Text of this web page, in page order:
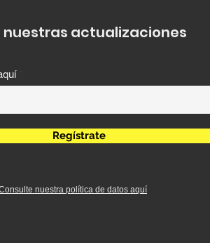
nuestras actualizaciones
Regístrate
nuestra política de datos aquí